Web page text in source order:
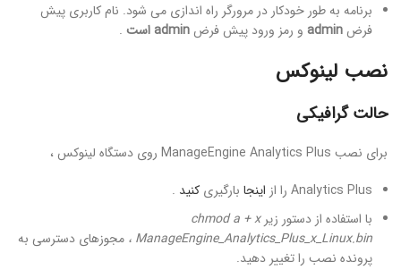
برنامه به طور خودکار در مرورگر راه اندازی می شود. نام کاربری پیش
فرض admin و رمز ورود پیش فرض admin است .
نصب لینوکس
حالت گرافیکی
برای نصب ManageEngine Analytics Plus روی دستگاه لینوکس ،
Analytics Plus را از
اینجا بارگیری کنید .
با استفاده از دستور زیرchmod a + x
ManageEngine_Analytics_Plus_x_Linux.bin ، مجوزهای دسترسی به
پرونده نصب را تغییر دهید.